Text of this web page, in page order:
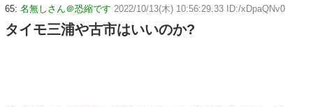
65: 名無しさん＠恐縮です 2022/10/13(木) 10:56:29.33 ID:/xDpaQNv0
タイモ三浦や古市はいいのか?